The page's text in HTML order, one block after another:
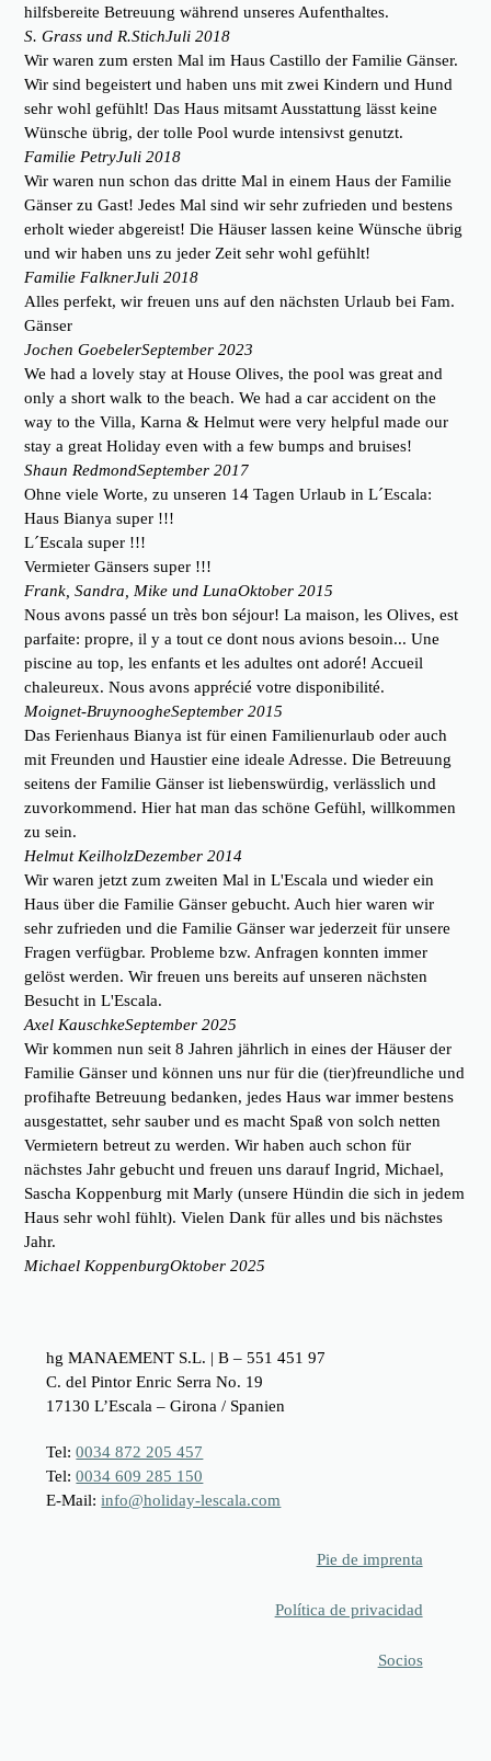
hilfsbereite Betreuung während unseres Aufenthaltes.
S. Grass und R.StichJuli 2018
Wir waren zum ersten Mal im Haus Castillo der Familie Gänser.
Wir sind begeistert und haben uns mit zwei Kindern und Hund
sehr wohl gefühlt! Das Haus mitsamt Ausstattung lässt keine
Wünsche übrig, der tolle Pool wurde intensivst genutzt.
Familie PetryJuli 2018
Wir waren nun schon das dritte Mal in einem Haus der Familie
Gänser zu Gast! Jedes Mal sind wir sehr zufrieden und bestens
erholt wieder abgereist! Die Häuser lassen keine Wünsche übrig
und wir haben uns zu jeder Zeit sehr wohl gefühlt!
Familie FalknerJuli 2018
Alles perfekt, wir freuen uns auf den nächsten Urlaub bei Fam.
Gänser
Jochen GoebelerSeptember 2023
We had a lovely stay at House Olives, the pool was great and
only a short walk to the beach. We had a car accident on the
way to the Villa, Karna & Helmut were very helpful made our
stay a great Holiday even with a few bumps and bruises!
Shaun RedmondSeptember 2017
Ohne viele Worte, zu unseren 14 Tagen Urlaub in L´Escala:
Haus Bianya super !!!
L´Escala super !!!
Vermieter Gänsers super !!!
Frank, Sandra, Mike und LunaOktober 2015
Nous avons passé un très bon séjour! La maison, les Olives, est
parfaite: propre, il y a tout ce dont nous avions besoin... Une
piscine au top, les enfants et les adultes ont adoré! Accueil
chaleureux. Nous avons apprécié votre disponibilité.
Moignet-BruynoogheSeptember 2015
Das Ferienhaus Bianya ist für einen Familienurlaub oder auch
mit Freunden und Haustier eine ideale Adresse. Die Betreuung
seitens der Familie Gänser ist liebenswürdig, verlässlich und
zuvorkommend. Hier hat man das schöne Gefühl, willkommen
zu sein.
Helmut KeilholzDezember 2014
Wir waren jetzt zum zweiten Mal in L'Escala und wieder ein
Haus über die Familie Gänser gebucht. Auch hier waren wir
sehr zufrieden und die Familie Gänser war jederzeit für unsere
Fragen verfügbar. Probleme bzw. Anfragen konnten immer
gelöst werden. Wir freuen uns bereits auf unseren nächsten
Besucht in L'Escala.
Axel KauschkeSeptember 2025
Wir kommen nun seit 8 Jahren jährlich in eines der Häuser der
Familie Gänser und können uns nur für die (tier)freundliche und
profihafte Betreuung bedanken, jedes Haus war immer bestens
ausgestattet, sehr sauber und es macht Spaß von solch netten
Vermietern betreut zu werden. Wir haben auch schon für
nächstes Jahr gebucht und freuen uns darauf Ingrid, Michael,
Sascha Koppenburg mit Marly (unsere Hündin die sich in jedem
Haus sehr wohl fühlt). Vielen Dank für alles und bis nächstes
Jahr.
Michael KoppenburgOktober 2025
hg MANAEMENT S.L. | B – 551 451 97
C. del Pintor Enric Serra No. 19
17130 L’Escala – Girona / Spanien
Tel:0034 872 205 457
Tel:0034 609 285 150
E-Mail:info@holiday-lescala.com
Pie de imprenta
Política de privacidad
Socios